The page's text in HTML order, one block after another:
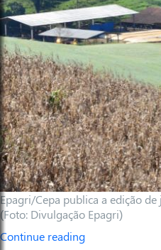
Epagri/Cepa publica a edição
(Foto: Divulgação Epagri)
Continue reading